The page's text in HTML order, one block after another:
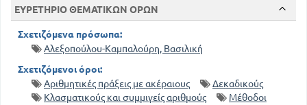
ΕΥΡΕΤΗΡΙΟ ΘΕΜΑΤΙΚΩΝ ΟΡΩΝ
Σχετιζόμενα πρόσωπα:
Αλεξοπούλου-Καμπαλούρη, Βασιλική
Σχετιζόμενοι όροι:
Αριθμητικές πράξεις με ακέραιους
Δεκαδικούς
Κλασματικούς και συμμιγείς αριθμούς
Μέθοδοι